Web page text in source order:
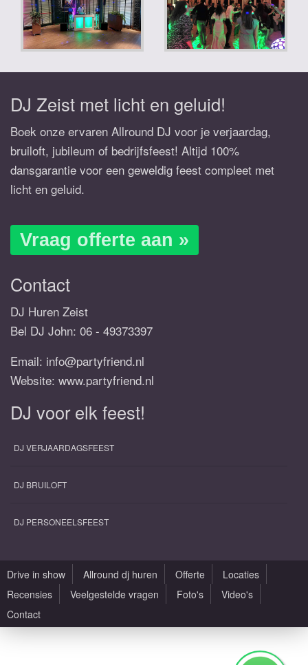
DJ Zeist met licht en geluid!
Boek onze ervaren Allround DJ voor je verjaardag,
bruiloft, jubileum of bedrijfsfeest! Altijd 100%
dansgarantie voor een geweldig feest compleet met
licht en geluid.
Vraag offerte aan »
Contact
DJ Huren Zeist
Bel DJ John: 06 - 49373397
Email: info@partyfriend.nl
Website: www.partyfriend.nl
DJ voor elk feest!
DJ VERJAARDAGSFEEST
DJ BRUILOFT
DJ PERSONEELSFEEST
Drive in show Allround dj huren Offerte
Locaties
Recensies
Veelgestelde vragen Foto's
Video's
Contact
Algemene voorwaarden